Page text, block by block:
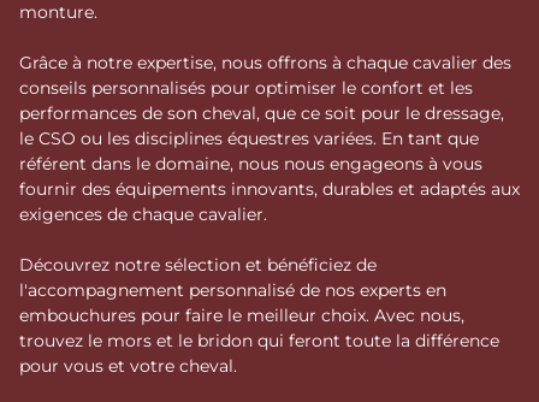
monture.
Grâce à notre expertise, nous offrons à chaque cavalier des
conseils personnalisés pour optimiser le confort et les
performances de son cheval, que ce soit pour le dressage,
le CSO ou les disciplines équestres variées. En tant que
référent dans le domaine, nous nous engageons à vous
fournir des équipements innovants, durables et adaptés aux
exigences de chaque cavalier.
Découvrez notre sélection et bénéficiez de
l'accompagnement personnalisé de nos experts en
embouchures pour faire le meilleur choix. Avec nous,
trouvez le mors et le bridon qui feront toute la différence
pour vous et votre cheval.